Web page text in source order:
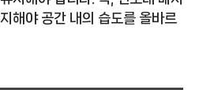
해야 공간 내의 습도를 올바르